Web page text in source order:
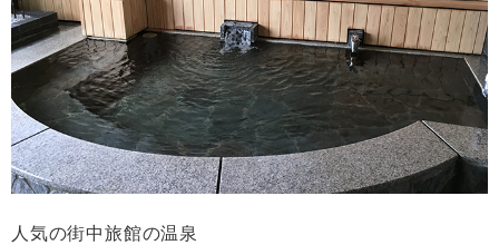
人気の街中旅館の温泉